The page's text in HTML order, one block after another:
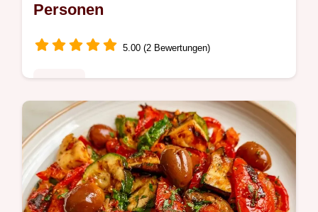
Personen
5.00 (2 Bewertungen)
Vegetarische AntipastiPlatte mit grünem
Pesto bringt Italien zu dir. Inklusive Mengen-
Tabelle für Gäste. In 35 Minuten ist die
Platte fertig.